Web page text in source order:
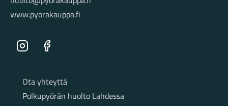
www.pyorakauppa.fi
Instagram Facebook
SivutOta yhteyttä
Polkupyörän huolto Lahdessa